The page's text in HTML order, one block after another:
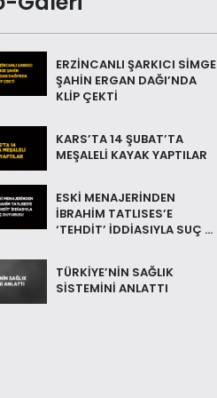
ERZİNCANLI ŞARKICI SİMGE
ŞAHİN ERGAN DAĞI’NDA
KLİP ÇEKTİ
KARS’TA 14 ŞUBAT’TA
MEŞALELİ KAYAK YAPTILAR
ESKİ MENAJERİNDEN
İBRAHİM TATLISES’E
‘TEHDİT’ İDDİASIYLA SUÇ ...
TÜRKİYE’NİN SAĞLIK
SİSTEMİNİ ANLATTI